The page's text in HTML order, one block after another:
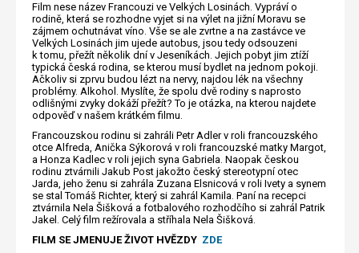
Film nese název Francouzi ve Velkých Losinách. Vypráví o
rodině, která se rozhodne vyjet si na výlet na jižní Moravu se
zájmem ochutnávat víno. Vše se ale zvrtne a na zastávce ve
Velkých Losinách jim ujede autobus, jsou tedy odsouzeni
k tomu, přežít několik dní v Jeseníkách. Jejich pobyt jim ztíží
typická česká rodina, se kterou musí bydlet na jednom pokoji.
Ačkoliv si zprvu budou lézt na nervy, najdou lék na všechny
problémy. Alkohol. Myslíte, že spolu dvě rodiny s naprosto
odlišnými zvyky dokáží přežít? To je otázka, na kterou najdete
odpověď v našem krátkém filmu.
Francouzskou rodinu si zahráli Petr Adler v roli francouzského
otce Alfreda, Anička Sýkorová v roli francouzské matky Margot,
a Honza Kadlec v roli jejich syna Gabriela. Naopak českou
rodinu ztvárnili Jakub Post jakožto český stereotypní otec
Jarda, jeho ženu si zahrála Zuzana Elsnicová v roli Ivety a synem
se stal Tomáš Richter, který si zahrál Kamila. Paní na recepci
ztvárnila Nela Šišková a fotbalového rozhodčího si zahrál Patrik
Jakel. Celý film režírovala a stříhala Nela Šišková.
FILM SE JMENUJE ŽIVOT HVĚZDY ZDE